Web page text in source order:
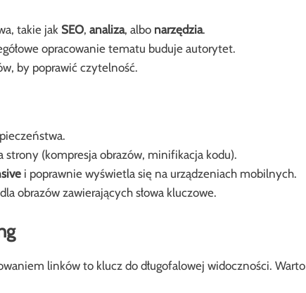
takie jak SEO, analiza, albo narzędzia.
opracowanie tematu buduje autorytet.
by poprawić czytelność.
strony (kompresja obrazów, minifikacja kodu).
i poprawnie wyświetla się na urządzeniach mobilnych.
obrazów zawierających słowa kluczowe.
linków to klucz do długofalowej widoczności. Warto